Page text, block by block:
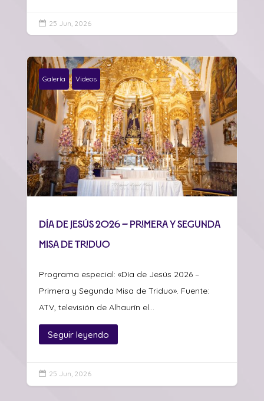
 25 Jun, 2026
Galería Videos
Día de Jesús 2026 – Primera y Segunda
Misa de Triduo
Programa especial: «Día de Jesús 2026 –
Primera y Segunda Misa de Triduo». Fuente:
ATV, televisión de Alhaurín el...
Seguir leyendo
 25 Jun, 2026